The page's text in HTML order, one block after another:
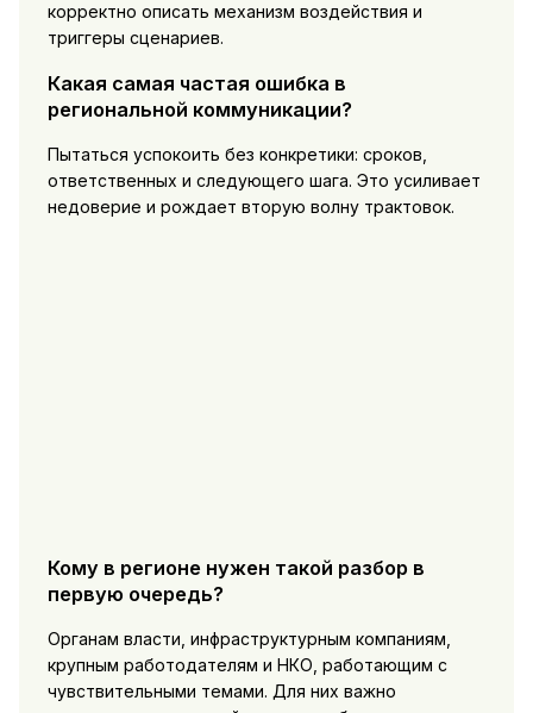
корректно описать механизм воздействия и
триггеры сценариев.
Какая самая частая ошибка в
региональной коммуникации?
Пытаться успокоить без конкретики: сроков,
ответственных и следующего шага. Это усиливает
недоверие и рождает вторую волну трактовок.
Кому в регионе нужен такой разбор в
первую очередь?
Органам власти, инфраструктурным компаниям,
крупным работодателям и НКО, работающим с
чувствительными темами. Для них важно